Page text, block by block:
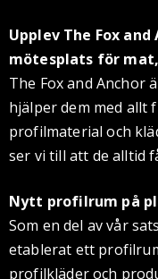
Upplev The Fox
mötesplats för
The Fox and Anchor
hjälper dem med allt
profilmaterial och
ser vi till att de alltid
Nytt profilrum på
Som en del av vår
etablerat ett
profilkläder och